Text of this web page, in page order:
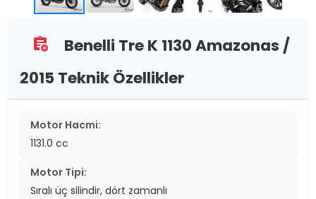
assignment_add
Benelli Tre K 1130 Amazonas /
2015 Teknik Özellikler
Motor Hacmi:
1131.0 cc
Motor Tipi:
Sıralı üç silindir, dört zamanlı